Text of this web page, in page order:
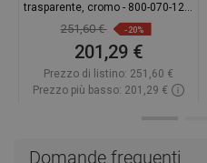
Domande frequenti
trasparente, cromo - 800-070-121-
01-00
251,60 € -20%
201,29 €
Prezzo di listino: 251,60 €
Prezzo più basso: 201,29 €